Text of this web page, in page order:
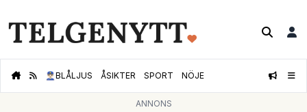
👮🏻‍♂️BLÅLJUS ÅSIKTER SPORT NÖJE
ANNONS